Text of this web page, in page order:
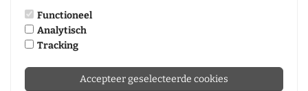
Carlton Mens Polo Function White Black Yellow
Meer informatie
Functioneel
Analytisch
Tracking
Accepteer geselecteerde cookies